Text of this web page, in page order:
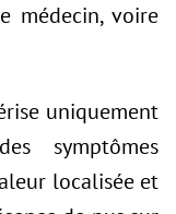
médecin, voire
uniquement
symptômes
localisée et